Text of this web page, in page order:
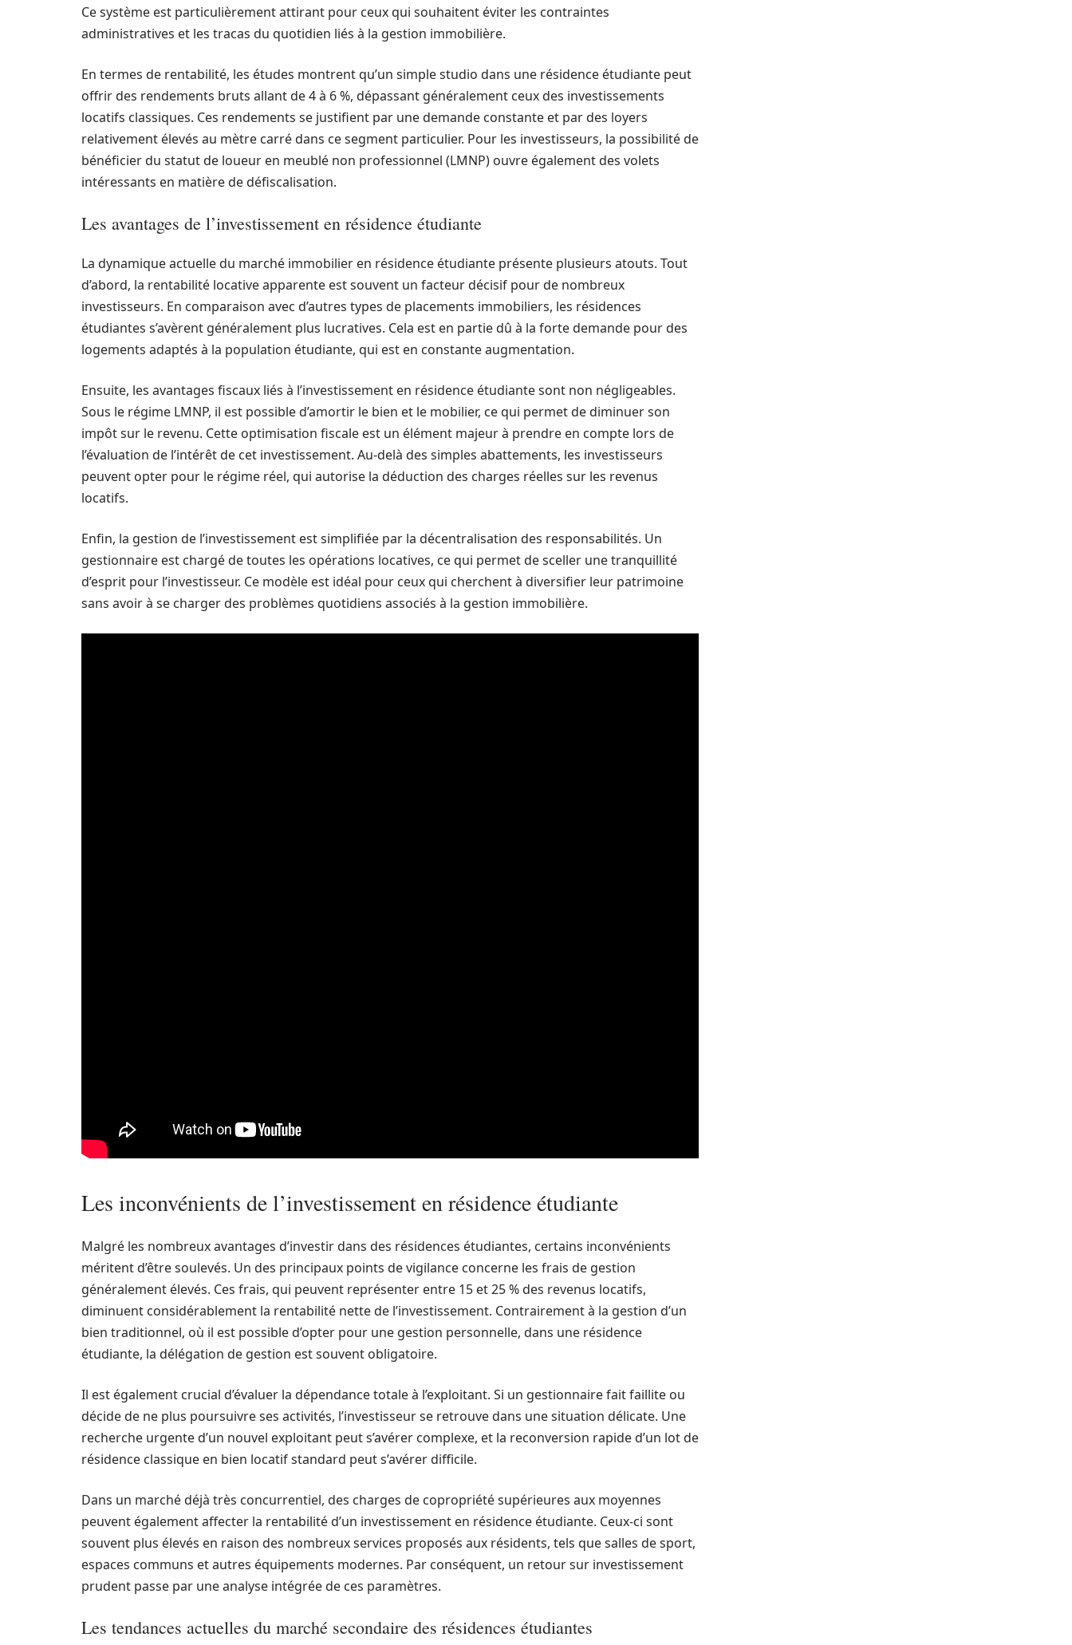
Ce système est particulièrement attirant pour ceux qui souhaitent éviter les contraintes
administratives et les tracas du quotidien liés à la gestion immobilière.
En termes de rentabilité, les études montrent qu’un simple studio dans une résidence étudiante peut
offrir des rendements bruts allant de 4 à 6 %, dépassant généralement ceux des investissements
locatifs classiques. Ces rendements se justifient par une demande constante et par des loyers
relativement élevés au mètre carré dans ce segment particulier. Pour les investisseurs, la possibilité de
bénéficier du statut de loueur en meublé non professionnel (LMNP) ouvre également des volets
intéressants en matière de défiscalisation.
Les avantages de l’investissement en résidence étudiante
La dynamique actuelle du marché immobilier en résidence étudiante présente plusieurs atouts. Tout
d’abord, la rentabilité locative apparente est souvent un facteur décisif pour de nombreux
investisseurs. En comparaison avec d’autres types de placements immobiliers, les résidences
étudiantes s’avèrent généralement plus lucratives. Cela est en partie dû à la forte demande pour des
logements adaptés à la population étudiante, qui est en constante augmentation.
Ensuite, les avantages fiscaux liés à l’investissement en résidence étudiante sont non négligeables.
Sous le régime LMNP, il est possible d’amortir le bien et le mobilier, ce qui permet de diminuer son
impôt sur le revenu. Cette optimisation fiscale est un élément majeur à prendre en compte lors de
l’évaluation de l’intérêt de cet investissement. Au-delà des simples abattements, les investisseurs
peuvent opter pour le régime réel, qui autorise la déduction des charges réelles sur les revenus
locatifs.
Enfin, la gestion de l’investissement est simplifiée par la décentralisation des responsabilités. Un
gestionnaire est chargé de toutes les opérations locatives, ce qui permet de sceller une tranquillité
d’esprit pour l’investisseur. Ce modèle est idéal pour ceux qui cherchent à diversifier leur patrimoine
sans avoir à se charger des problèmes quotidiens associés à la gestion immobilière.
Les inconvénients de l’investissement en résidence étudiante
Malgré les nombreux avantages d’investir dans des résidences étudiantes, certains inconvénients
méritent d’être soulevés. Un des principaux points de vigilance concerne les frais de gestion
généralement élevés. Ces frais, qui peuvent représenter entre 15 et 25 % des revenus locatifs,
diminuent considérablement la rentabilité nette de l’investissement. Contrairement à la gestion d’un
bien traditionnel, où il est possible d’opter pour une gestion personnelle, dans une résidence
étudiante, la délégation de gestion est souvent obligatoire.
Il est également crucial d’évaluer la dépendance totale à l’exploitant. Si un gestionnaire fait faillite ou
décide de ne plus poursuivre ses activités, l’investisseur se retrouve dans une situation délicate. Une
recherche urgente d’un nouvel exploitant peut s’avérer complexe, et la reconversion rapide d’un lot de
résidence classique en bien locatif standard peut s’avérer difficile.
Dans un marché déjà très concurrentiel, des charges de copropriété supérieures aux moyennes
peuvent également affecter la rentabilité d’un investissement en résidence étudiante. Ceux-ci sont
souvent plus élevés en raison des nombreux services proposés aux résidents, tels que salles de sport,
espaces communs et autres équipements modernes. Par conséquent, un retour sur investissement
prudent passe par une analyse intégrée de ces paramètres.
Les tendances actuelles du marché secondaire des résidences étudiantes